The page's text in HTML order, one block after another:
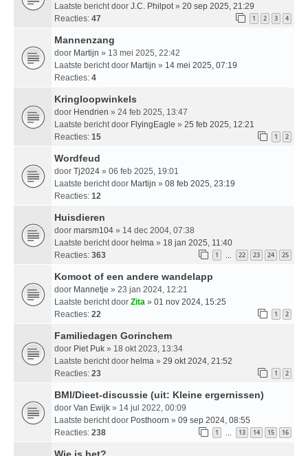
Laatste bericht door J.C. Philpot » 20 sep 2025, 21:29
Reacties: 47 1 2 3 4
Mannenzang
door Martijn » 13 mei 2025, 22:42
Laatste bericht door Martijn » 14 mei 2025, 07:19
Reacties: 4
Kringloopwinkels
door Hendrien » 24 feb 2025, 13:47
Laatste bericht door FlyingEagle » 25 feb 2025, 12:21
Reacties: 15 1 2
Wordfeud
door Tj2024 » 06 feb 2025, 19:01
Laatste bericht door Martijn » 08 feb 2025, 23:19
Reacties: 12
Huisdieren
door marsm104 » 14 dec 2004, 07:38
Laatste bericht door helma » 18 jan 2025, 11:40
Reacties: 363 1 … 22 23 24 25
Komoot of een andere wandelapp
door Mannetje » 23 jan 2024, 12:21
Laatste bericht door Zita » 01 nov 2024, 15:25
Reacties: 22 1 2
Familiedagen Gorinchem
door Piet Puk » 18 okt 2023, 13:34
Laatste bericht door helma » 29 okt 2024, 21:52
Reacties: 23 1 2
BMI/Dieet-discussie (uit: Kleine ergernissen)
door Van Ewijk » 14 jul 2022, 00:09
Laatste bericht door Posthoorn » 09 sep 2024, 08:55
Reacties: 238 1 … 13 14 15 16
Wie is het?